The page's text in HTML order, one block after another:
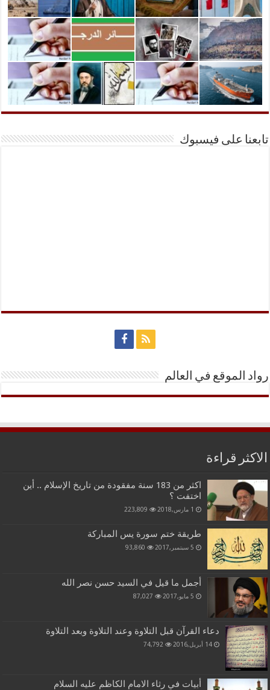
تابعنا على فيسبوك
رواد الموقع في العالم
الاكثر قراءة
اكثر من 183 سنة مفقودة من تاريخ الإسلام .. أين
اختفت ؟
1 مارس,2018 223,809
طريقة ختم سورة يس المباركة
5 سبتمبر,2017 93,860
أجمل ما قيل في السيد حسن نصر الله
5 مايو,2017 87,027
دعاء القرآن قبل التلاوة وعند التلاوة وبعد التلاوة
14 أبريل,2016 74,792
أبيات في رثاء الامام الكاظم عليه السلام